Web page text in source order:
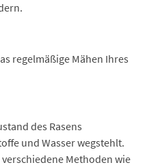
regelmäßige Mähen Ihres
des Rasens
und Wasser wegstehlt.
Methoden wie